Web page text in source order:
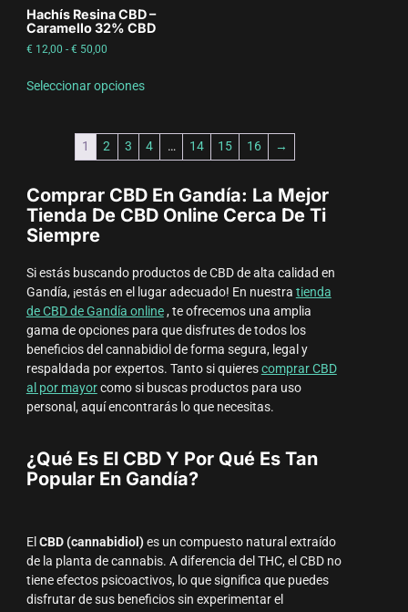
Hachís Resina CBD –
Caramello 32% CBD
€ 12,00 - € 50,00
Seleccionar opciones
1 2 3 4 … 14 15 16 →
Comprar CBD En Gandía: La Mejor
Tienda De CBD Online Cerca De Ti
Siempre
Si estás buscando productos de CBD de alta calidad en
Gandía, ¡estás en el lugar adecuado! En nuestra tienda
de CBD de Gandía online, te ofrecemos una amplia
gama de opciones para que disfrutes de todos los
beneficios del cannabidiol de forma segura, legal y
respaldada por expertos. Tanto si quierescomprar CBD
al por mayorcomo si buscas productos para uso
personal, aquí encontrarás lo que necesitas.
¿Qué Es El CBD Y Por Qué Es Tan
Popular En Gandía?
El CBD (cannabidiol)es un compuesto natural extraído
de la planta de cannabis. A diferencia del THC, el CBD no
tiene efectos psicoactivos, lo que significa que puedes
disfrutar de sus beneficios sin experimentar el